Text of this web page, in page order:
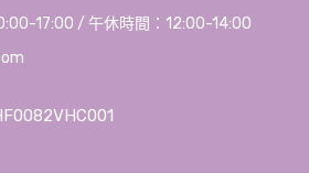
17:00 / 午休時間：12:00-14:00